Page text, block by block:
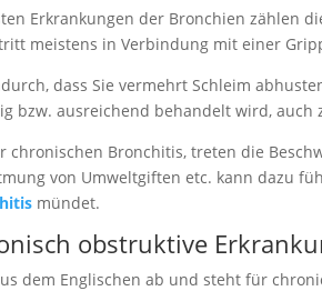
Erkrankungen der Bronchien zählen
meistens in Verbindung mit einer
dass Sie vermehrt Schleim
bzw. ausreichend behandelt wird,
chronischen Bronchitis, treten die
von Umweltgiften etc. kann dazu
mündet.
obstruktive
dem Englischen ab und steht für